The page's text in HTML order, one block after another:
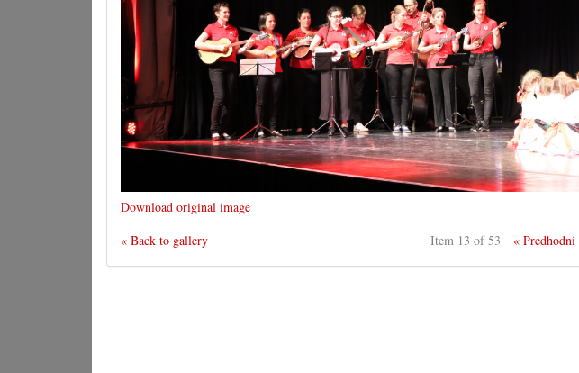
Download original image
« Back to gallery
Item 13 of 53 « Predhodni